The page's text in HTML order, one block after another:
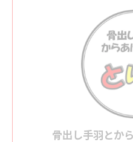
骨出し手羽とか